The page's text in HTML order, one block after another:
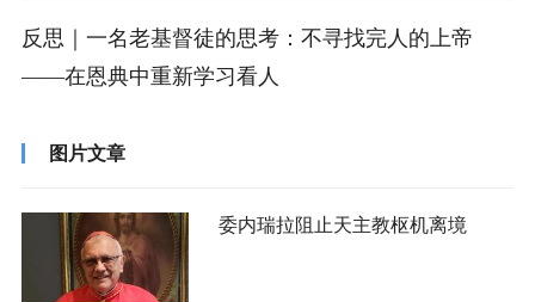
反思｜一名老基督徒的思考：不寻找完人的上帝
——在恩典中重新学习看人
图片文章
委内瑞拉阻止天主教枢机离境